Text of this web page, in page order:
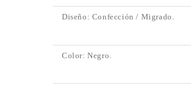
Diseño: Confección / Migrado.
Color: Negro.